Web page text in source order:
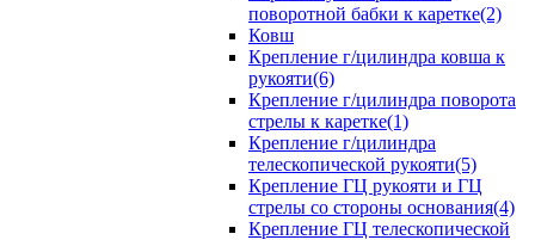
поворотной бабки к каретке(2)
Ковш
Крепление г/цилиндра ковша к
рукояти(6)
Крепление г/цилиндра поворота
стрелы к каретке(1)
Крепление г/цилиндра
телескопической рукояти(5)
Крепление ГЦ рукояти и ГЦ
стрелы со стороны основания(4)
Крепление ГЦ телескопической